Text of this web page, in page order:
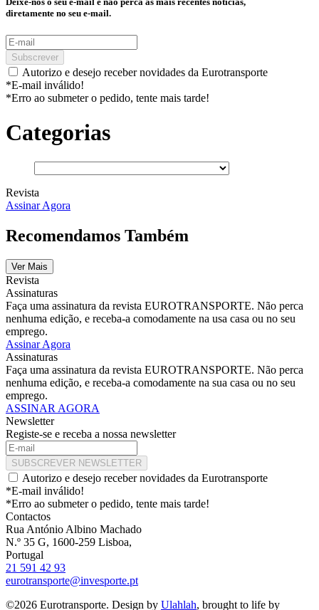
diretamente no seu e-mail.
Subscrever
Autorizo e desejo receber novidades da Eurotransporte
*E-mail inválido!
*Erro ao submeter o pedido, tente mais tarde!
Categorias
Revista
Assinar Agora
Recomendamos Também
Ver Mais
Revista
Assinaturas
Faça uma assinatura da revista EUROTRANSPORTE. Não perca
nenhuma edição, e receba-a comodamente na usa casa ou no seu
emprego.
Assinar Agora
Assinaturas
Faça uma assinatura da revista EUROTRANSPORTE. Não perca
nenhuma edição, e receba-a comodamente na sua casa ou no seu
emprego.
ASSINAR AGORA
Newsletter
Registe-se e receba a nossa newsletter
SUBSCREVER NEWSLETTER
Autorizo e desejo receber novidades da Eurotransporte
*E-mail inválido!
*Erro ao submeter o pedido, tente mais tarde!
Contactos
Rua António Albino Machado
N.º 35 G, 1600-259 Lisboa,
Portugal
21 591 42 93
eurotransporte@invesporte.pt
©2026 Eurotransporte. Design by Ulahlah, brought to life by